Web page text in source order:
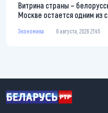
Витрина страны –
Москве остается одним
Экономика 6 августа, 2026 21:45